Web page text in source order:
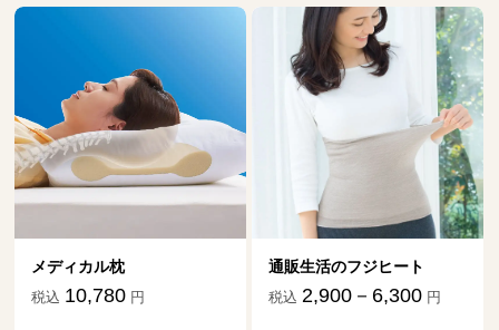
メディカル枕
税込 10,780 円
通販生活のフジヒート
税込 2,900－6,300 円